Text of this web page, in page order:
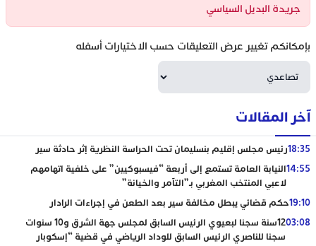
جريدة البديل السياسي
بإمكانكم تغيير عرض التعليقات حسب الاختيارات أسفله
آخر المقالات
18:35رئيس مجلس إقليم بنسليمان تحت الحراسة النظرية إثر حادثة سير
14:55النيابة العامة تستمع إلى أربعة “فيسبوكيين” على خلفية اتهامهم
لاعبي المنتخب المغربي بـ”التآمر والخيانة”
19:10حكم قضائي يبطل مخالفة سير بعد الطعن في إجراءات الرادار
03:08
12سنة سجنا لبعيوي الرئيس السابق لمجلس جهة الشرق و10 سنوات
سجنا للناصري الرئيس السابق للوداد الرياضي في قضية “إسكوبار